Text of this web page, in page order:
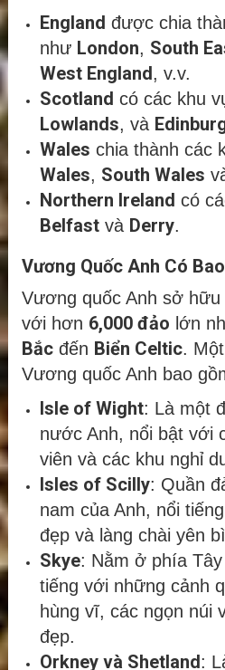
England được chia
như London, South
West England, v.v.
Scotland có các khu
Lowlands, và
Wales chia thành các
Wales, South Wales
Northern Ireland có
Belfast và Derry.
Vương Quốc Anh Có
Vương quốc Anh sở
với hơn 6,000 đảo lớn
Bắc đến Biển Celtic.
Vương quốc Anh bao
Isle of Wight: Là một
nước Anh, nổi bật với
viên và các khu nghỉ
Isles of Scilly: Quần
nam của Anh, nổi
đẹp và làng chài yên
Skye: Nằm ở phía
tiếng với những cảnh
hùng vĩ, các ngọn núi
đẹp.
Orkney và Shetland: